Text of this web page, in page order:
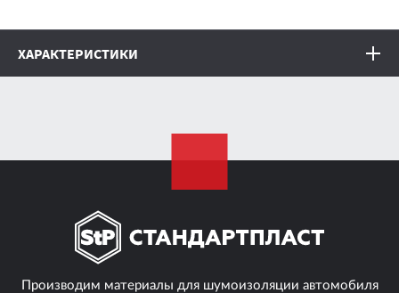
ХАРАКТЕРИСТИКИ
Размер листа
Масса одного листа
1.62 кг
Производим материалы для шумоизоляции автомобиля